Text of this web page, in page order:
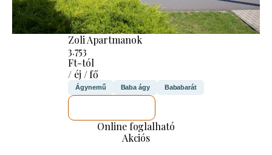
Zoli Apartmanok
3.753
Ft-tól
/ éj / fő
Ágynemű Baba ágy Bababarát
Online foglalható
Akciós